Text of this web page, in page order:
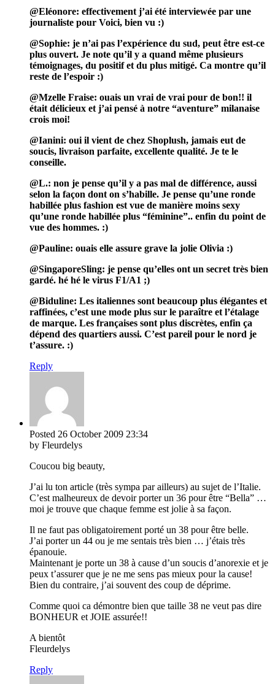
@Eléonore: effectivement j’ai été interviewée par une
journaliste pour Voici, bien vu :)
@Sophie: je n’ai pas l’expérience du sud, peut être est-ce
plus ouvert. Je note qu’il y a quand même plusieurs
témoignages, du positif et du plus mitigé. Ca montre qu’il
reste de l’espoir :)
@Mzelle Fraise: ouais un vrai de vrai pour de bon!! il
était délicieux et j’ai pensé à notre “aventure” milanaise
crois moi!
@Ianini: oui il vient de chez Shoplush, jamais eut de
soucis, livraison parfaite, excellente qualité. Je te le
conseille.
@L.: non je pense qu’il y a pas mal de différence, aussi
selon la façon dont on s’habille. Je pense qu’une ronde
habillée plus fashion est vue de manière moins sexy
qu’une ronde habillée plus “féminine”.. enfin du point de
vue des hommes. :)
@Pauline: ouais elle assure grave la jolie Olivia :)
@SingaporeSling: je pense qu’elles ont un secret très bien
gardé. hé hé le virus F1/A1 ;)
@Biduline: Les italiennes sont beaucoup plus élégantes et
raffinées, c’est une mode plus sur le paraître et l’étalage
de marque. Les françaises sont plus discrètes, enfin ça
dépend des quartiers aussi. C’est pareil pour le nord je
t’assure. :)
Reply
Posted 26 October 2009 23:34
by Fleurdelys
Coucou big beauty,
J’ai lu ton article (très sympa par ailleurs) au sujet de l’Italie.
C’est malheureux de devoir porter un 36 pour être “Bella” …
moi je trouve que chaque femme est jolie à sa façon.
Il ne faut pas obligatoirement porté un 38 pour être belle.
J’ai porter un 44 ou je me sentais très bien … j’étais très
épanouie.
Maintenant je porte un 38 à cause d’un soucis d’anorexie et je
peux t’assurer que je ne me sens pas mieux pour la cause!
Bien du contraire, j’ai souvent des coup de déprime.
Comme quoi ca démontre bien que taille 38 ne veut pas dire
BONHEUR et JOIE assurée!!
A bientôt
Fleurdelys
Reply